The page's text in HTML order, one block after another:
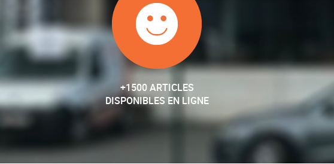
+1500 ARTICLES
DISPONIBLES EN LIGNE